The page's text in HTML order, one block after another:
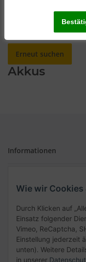
Suchbegriff eingeben
Erneut suchen
Akkus
Informationen
Kategorien
Wie wir Cookies
Durch Klicken auf
Einsatz folgender
Vimeo, ReCaptcha,
Einstellung jederzeit
unten). Weitere
in unserer